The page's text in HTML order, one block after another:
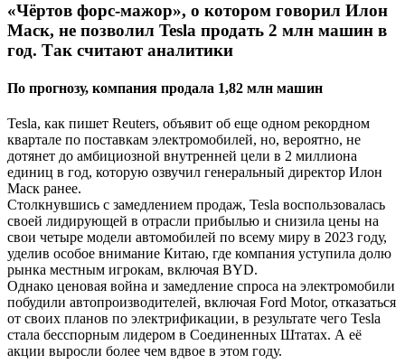
«Чёртов форс-мажор», о котором говорил Илон
Маск, не позволил Tesla продать 2 млн машин в
год. Так считают аналитики​
По прогнозу, компания продала 1,82 млн машин​
Tesla, как пишет Reuters, объявит об еще одном рекордном
квартале по поставкам электромобилей, но, вероятно, не
дотянет до амбициозной внутренней цели в 2 миллиона
единиц в год, которую озвучил генеральный директор Илон
Маск ранее.
Столкнувшись с замедлением продаж, Tesla воспользовалась
своей лидирующей в отрасли прибылью и снизила цены на
свои четыре модели автомобилей по всему миру в 2023 году,
уделив особое внимание Китаю, где компания уступила долю
рынка местным игрокам, включая BYD.
Однако ценовая война и замедление спроса на электромобили
побудили автопроизводителей, включая Ford Motor, отказаться
от своих планов по электрификации, в результате чего Tesla
стала бесспорным лидером в Соединенных Штатах. А её
акции выросли более чем вдвое в этом году.